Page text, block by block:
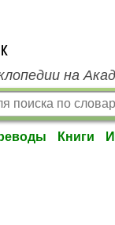
на
Книги